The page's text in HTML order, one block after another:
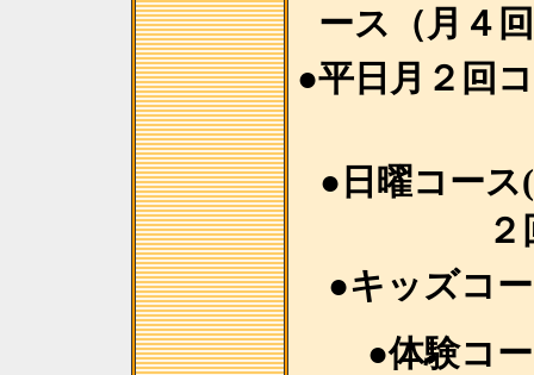
ース（月４
●平日月２回
●日曜コース
●キッズコ
●体験コ